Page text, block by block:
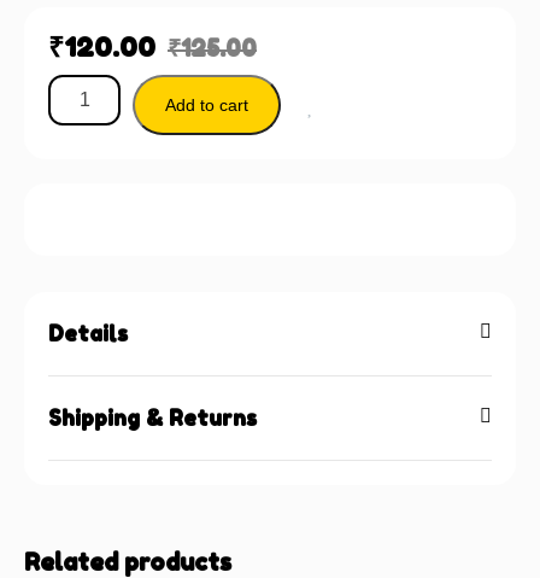
₹125.00
₹120.00
Add to cart
Details
Shipping & Returns
Related products